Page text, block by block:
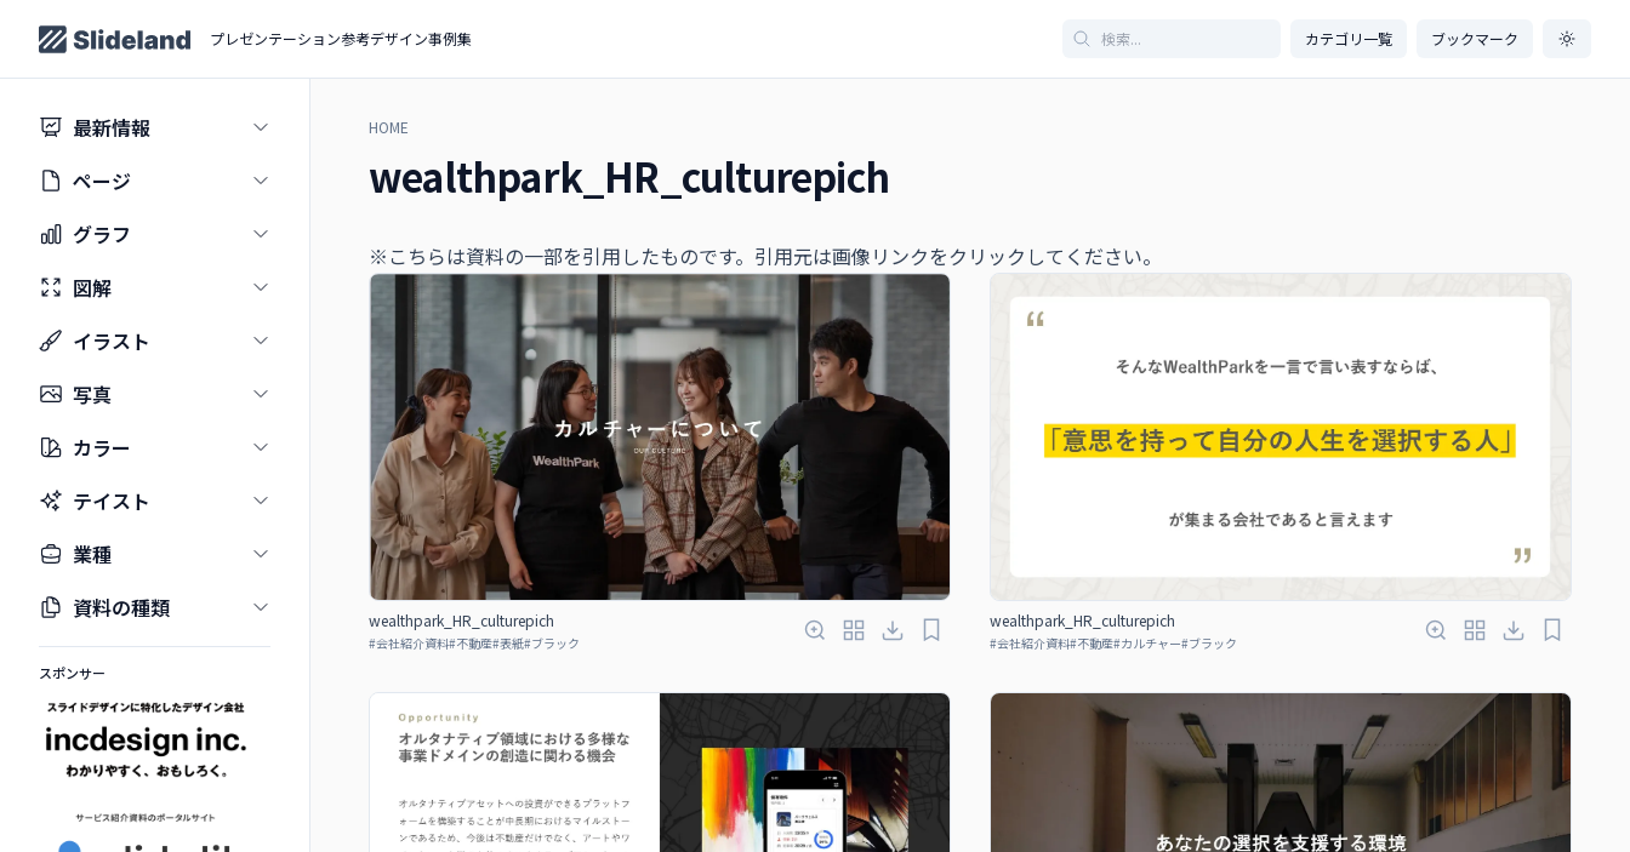
プレゼンテーション参考デザイン事例集 カテゴリ一覧 ブックマーク
最新情報
ページ
グラフ
図解
イラスト
写真
カラー
テイスト
業種
資料の種類
スポンサー
HOME
wealthpark_HR_culturepich
※こちらは資料の一部を引用したものです。引用元は画像リンクをクリックしてください。
wealthpark_HR_culturepich
#会社紹介資料#不動産#表紙#ブラック
wealthpark_HR_culturepich
#会社紹介資料#不動産#カルチャー#ブラック